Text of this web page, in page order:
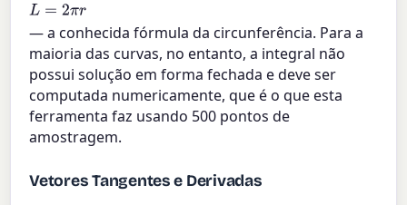
L= 2π r
— a conhecida fórmula da circunferência. Para a
maioria das curvas, no entanto, a integral não
possui solução em forma fechada e deve ser
computada numericamente, que é o que esta
ferramenta faz usando 500 pontos de
amostragem.
Vetores Tangentes e Derivadas